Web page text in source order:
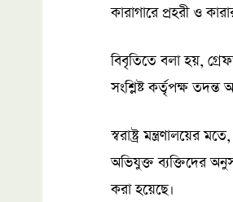
কারাগারে প্রহরী ও
বিবৃতিতে বলা হয়,
সংশ্লিষ্ট কর্তৃপক্ষ তদন্ত
স্বরাষ্ট্র মন্ত্রণালয়ের
অভিযুক্ত ব্যক্তিদের
করা হয়েছে।